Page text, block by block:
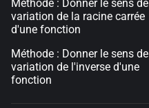
Méthode : Donner le sens de
variation de la racine carrée
d'une fonction
Méthode : Donner le sens de
variation de l'inverse d'une
fonction